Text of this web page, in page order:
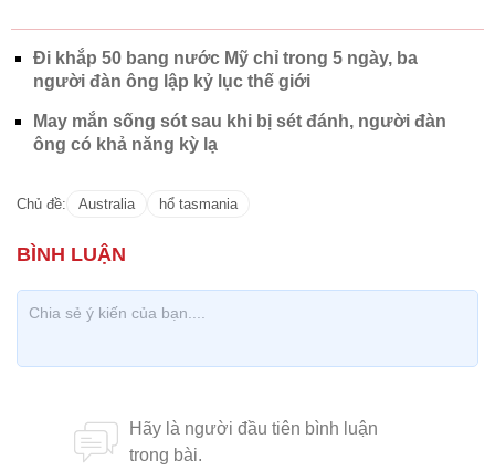
Đi khắp 50 bang nước Mỹ chỉ trong 5 ngày, ba
người đàn ông lập kỷ lục thế giới
May mắn sống sót sau khi bị sét đánh, người đàn
ông có khả năng kỳ lạ
Chủ đề: Australia hổ tasmania